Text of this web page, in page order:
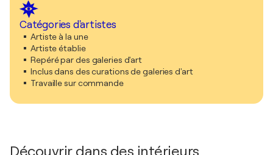
Catégories d'artistes
Artiste à la une
Artiste établie
Repéré par des galeries d'art
Inclus dans des curations de galeries d'art
Travaille sur commande
Découvrir dans des intérieurs